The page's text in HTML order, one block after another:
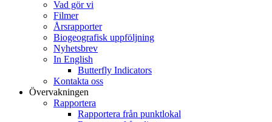
Vad gör vi
Filmer
Årsrapporter
Biogeografisk uppföljning
Nyhetsbrev
In English
Butterfly Indicators
Kontakta oss
Övervakningen
Rapportera
Rapportera från punktlokal